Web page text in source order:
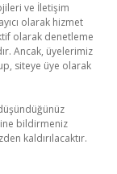
ve İletişim
olarak hizmet
olarak denetleme
Ancak, üyelerimiz
siteye üye olarak
bildirmeniz
kaldırılacaktır.